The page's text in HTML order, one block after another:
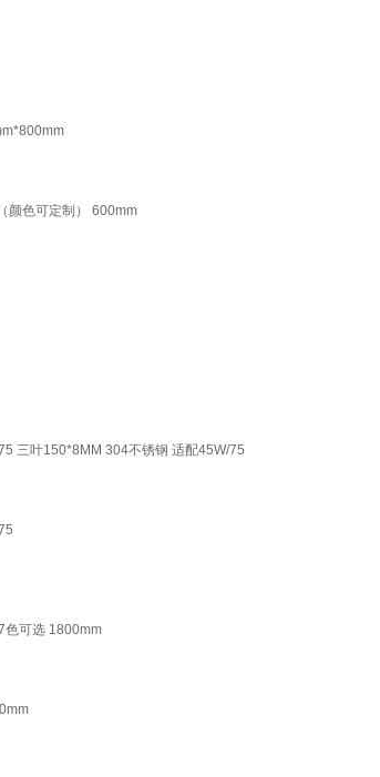
颜色可定制） 600mm
三叶150*8MM 304不锈钢 适配45W/75
色可选 1800mm